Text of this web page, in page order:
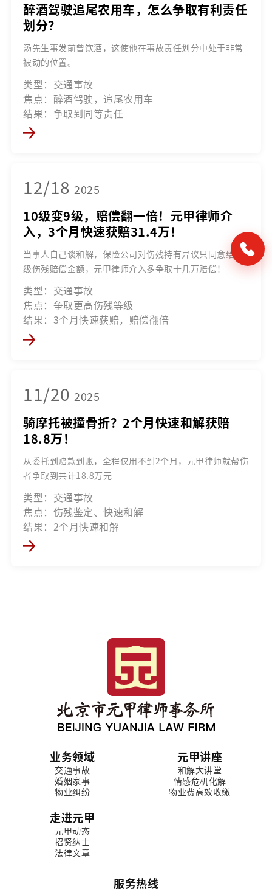
醉酒驾驶追尾农用车，怎么争取有利责任
划分？
汤先生事发前曾饮酒，这使他在事故责任划分中处于非常
被动的位置。
类型：交通事故
焦点：醉酒驾驶，追尾农用车
结果：争取到同等责任
12/18 2025
10级变9级，赔偿翻一倍！元甲律师介
入，3个月快速获赔31.4万！
当事人自己谈和解，保险公司对伤残持有异议只同意给十
级伤残赔偿金额，元甲律师介入多争取十几万赔偿！
类型：交通事故
焦点：争取更高伤残等级
结果：3个月快速获赔，赔偿翻倍
11/20 2025
骑摩托被撞骨折？2个月快速和解获赔
18.8万！
从委托到赔款到账，全程仅用不到2个月，元甲律师就帮伤
者争取到共计18.8万元
类型：交通事故
焦点：伤残鉴定、快速和解
结果：2个月快速和解
业务领域
交通事故
婚姻家事
物业纠纷
元甲讲座
和解大讲堂
情感危机化解
物业费高效收缴
走进元甲
元甲动态
招贤纳士
法律文章
服务热线